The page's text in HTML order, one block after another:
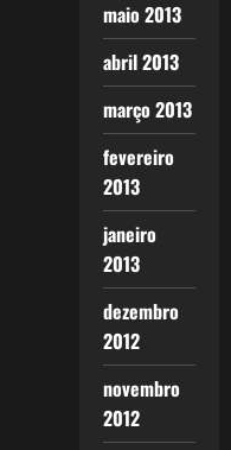
maio 2013
abril 2013
março 2013
fevereiro
2013
janeiro
2013
dezembro
2012
novembro
2012